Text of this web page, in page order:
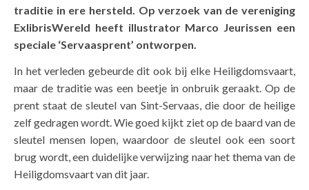
traditie in ere hersteld. Op verzoek van de vereniging
ExlibrisWereld heeft illustrator Marco Jeurissen een
speciale ‘Servaasprent’ ontworpen.
In het verleden gebeurde dit ook bij elke Heiligdomsvaart,
maar de traditie was een beetje in onbruik geraakt. Op de
prent staat de sleutel van Sint-Servaas, die door de heilige
zelf gedragen wordt. Wie goed kijkt ziet op de baard van de
sleutel mensen lopen, waardoor de sleutel ook een soort
brug wordt, een duidelijke verwijzing naar het thema van de
Heiligdomsvaart van dit jaar.